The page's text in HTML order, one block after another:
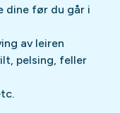
dine før du går i
av leiren
feller